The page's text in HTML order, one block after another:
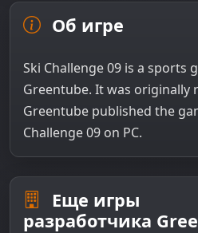
Об игре
Ski Challenge 09 is a sports
Greentube. It was originally
Greentube published the
Challenge 09 on PC.
Еще игры
разработчика